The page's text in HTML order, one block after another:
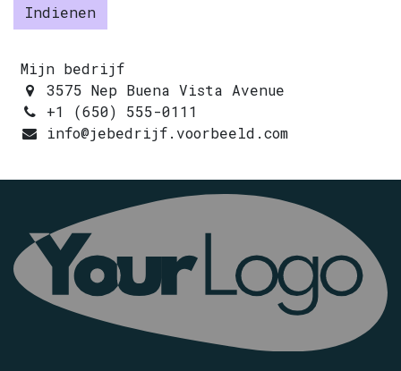
Indienen
Mijn bedrijf
3575 Nep Buena Vista Avenue
+1 (650) 555-0111
info@jebedrijf.voorbeeld.com